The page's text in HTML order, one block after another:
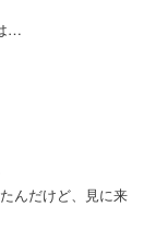
…
んだけど、見に来